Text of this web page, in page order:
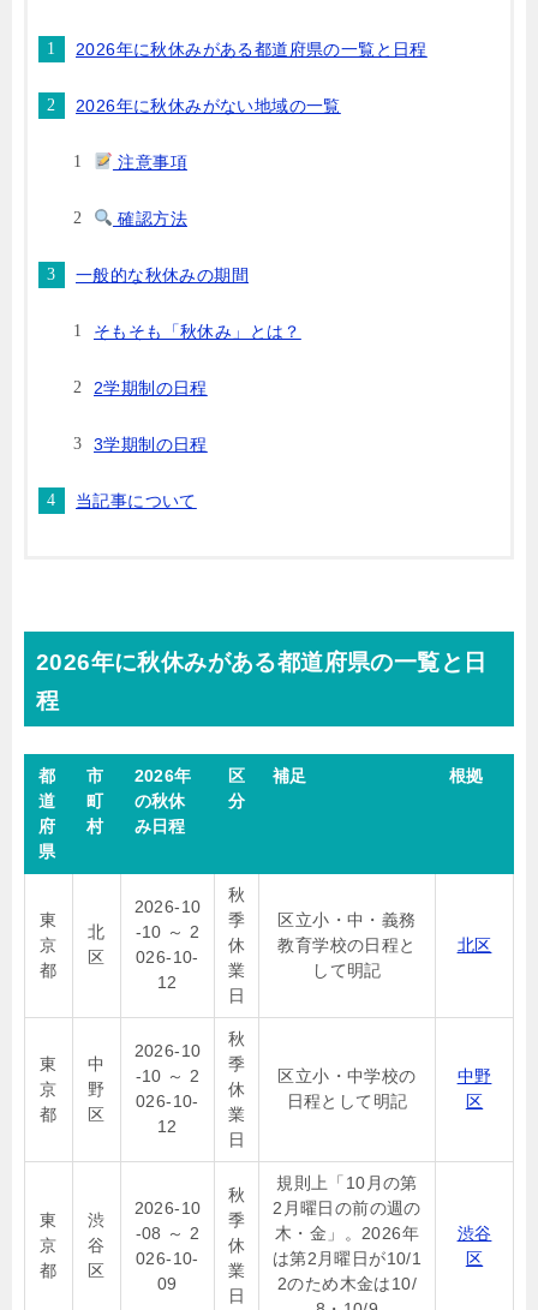
2026年に秋休みがある都道府県の一覧と日程
2026年に秋休みがない地域の一覧
注意事項
確認方法
一般的な秋休みの期間
そもそも「秋休み」とは？
2学期制の日程
3学期制の日程
当記事について
2026年に秋休みがある都道府県の一覧と日
程
都
道
府
県
市
町
村
2026年
の秋休
み日程
区
分
補足 根拠
東
京
都
北
区
2026-10
-10 ～ 2
026-10-
12
秋
季
休
業
日
区立小・中・義務
教育学校の日程と
して明記
北区
東
京
都
中
野
区
2026-10
-10 ～ 2
026-10-
12
秋
季
休
業
日
区立小・中学校の
日程として明記
中野
区
東
京
都
渋
谷
区
2026-10
-08 ～ 2
026-10-
09
秋
季
休
業
日
規則上「10月の第
2月曜日の前の週の
木・金」。2026年
は第2月曜日が10/1
2のため木金は10/
渋谷
区